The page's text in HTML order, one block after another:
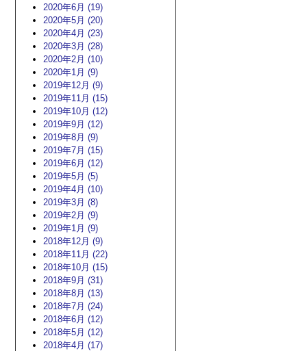
2020年6月 (19)
2020年5月 (20)
2020年4月 (23)
2020年3月 (28)
2020年2月 (10)
2020年1月 (9)
2019年12月 (9)
2019年11月 (15)
2019年10月 (12)
2019年9月 (12)
2019年8月 (9)
2019年7月 (15)
2019年6月 (12)
2019年5月 (5)
2019年4月 (10)
2019年3月 (8)
2019年2月 (9)
2019年1月 (9)
2018年12月 (9)
2018年11月 (22)
2018年10月 (15)
2018年9月 (31)
2018年8月 (13)
2018年7月 (24)
2018年6月 (12)
2018年5月 (12)
2018年4月 (17)